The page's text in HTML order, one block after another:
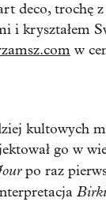
deco, trochę
i kryształem
w
kultowych
go w
po raz